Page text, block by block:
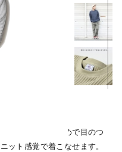
ットソー。大きめで目のつ
ット感覚で着こなせます。